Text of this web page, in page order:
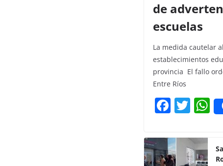
de
escuelas
La medida cautelar
establecimientos
provincia El fallo
Entre Ríos
F
c
e
T
itt
er
h
s